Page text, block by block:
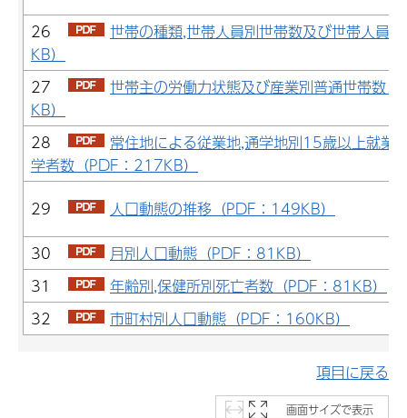
26
世帯の種類,世帯人員別世帯数及び世帯人員
KB）
27
世帯主の労働力状態及び産業別普通世帯数
KB）
28
常住地による従業地,通学地別15歳以上就業
学者数（PDF：217KB）
29
人口動態の推移（PDF：149KB）
30
月別人口動態（PDF：81KB）
31
年齢別,保健所別死亡者数（PDF：81KB）
32
市町村別人口動態（PDF：160KB）
項目に戻る
画面サイズで表示